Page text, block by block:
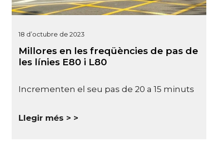
18 d’octubre de 2023
Millores en les freqüències de pas de
les línies E80 i L80
Incrementen el seu pas de 20 a 15 minuts
Llegir més >